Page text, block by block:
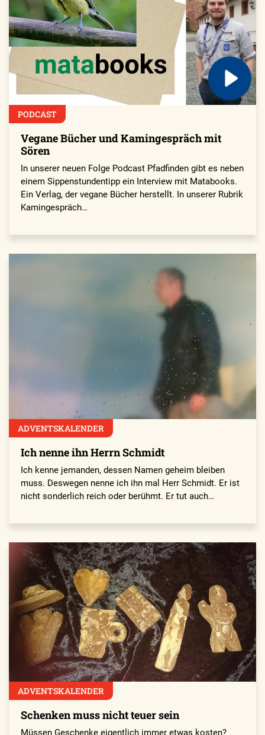
PODCAST
Vegane Bücher und Kamingespräch mit
Sören
In unserer neuen Folge Podcast Pfadfinden gibt es neben
einem Sippenstundentipp ein Interview mit Matabooks.
Ein Verlag, der vegane Bücher herstellt. In unserer Rubrik
Kamingespräch…
ADVENTSKALENDER
Ich nenne ihn Herrn Schmidt
Ich kenne jemanden, dessen Namen geheim bleiben
muss. Deswegen nenne ich ihn mal Herr Schmidt. Er ist
nicht sonderlich reich oder berühmt. Er tut auch…
ADVENTSKALENDER
Schenken muss nicht teuer sein
Müssen Geschenke eigentlich immer etwas kosten?